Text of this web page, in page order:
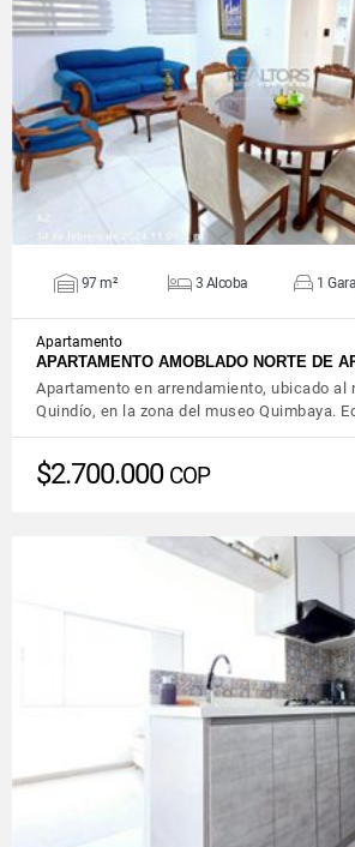
VIEW DETAILS
97 m² 3 Alcoba 1
Apartamento
APARTAMENTO AMOBLADO NORTE DE
Apartamento en arrendamiento, ubicado al
Quindío, en la zona del museo Quimbaya.
$2.700.000 COP
VIEW DETAILS